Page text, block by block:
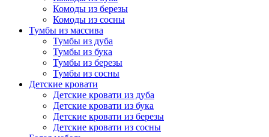
Комоды из березы
Комоды из сосны
Тумбы из массива
Тумбы из дуба
Тумбы из бука
Тумбы из березы
Тумбы из сосны
Детские кровати
Детские кровати из дуба
Детские кровати из бука
Детские кровати из березы
Детские кровати из сосны